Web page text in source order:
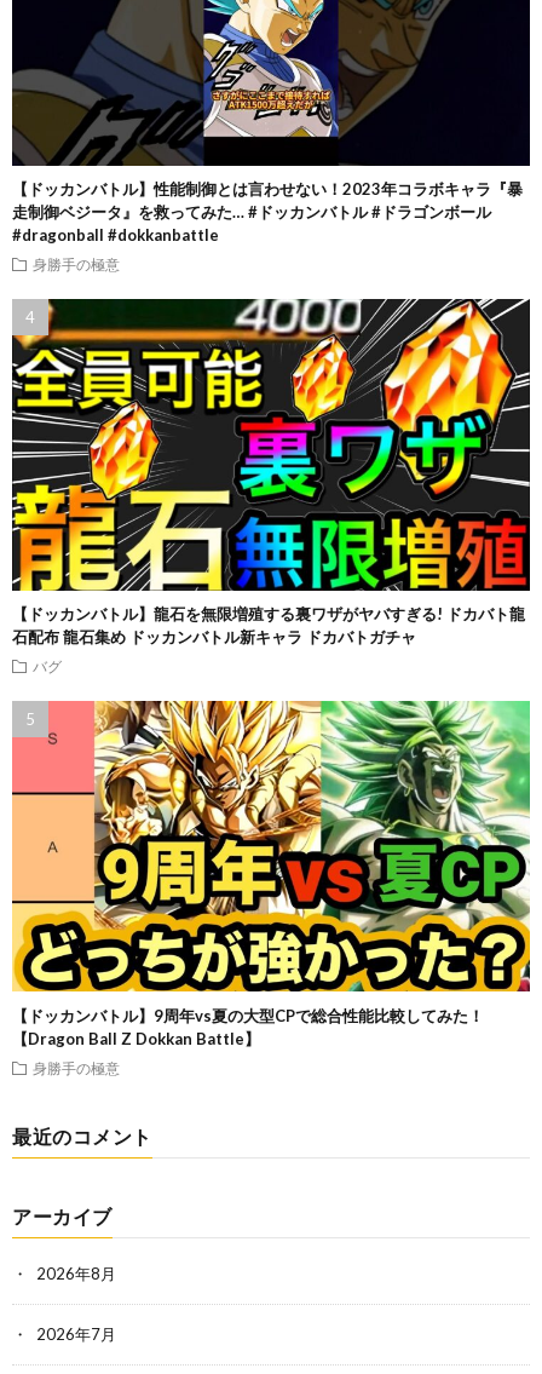
【ドッカンバトル】性能制御とは言わせない！2023年コラボキャラ『暴
走制御ベジータ』を救ってみた… #ドッカンバトル #ドラゴンボール
#dragonball #dokkanbattle
身勝手の極意
【ドッカンバトル】龍石を無限増殖する裏ワザがヤバすぎる! ドカバト龍
石配布 龍石集め ドッカンバトル新キャラ ドカバトガチャ
バグ
【ドッカンバトル】9周年vs夏の大型CPで総合性能比較してみた！
【Dragon Ball Z Dokkan Battle】
身勝手の極意
最近のコメント
アーカイブ
2026年8月
2026年7月